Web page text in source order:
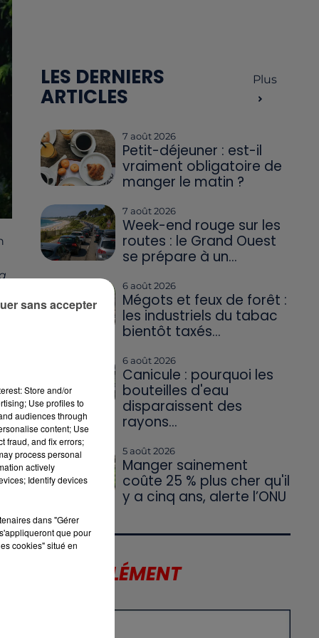
LES DERNIERS
ARTICLES
Plus
7 août 2026
Petit-déjeuner : est-il
vraiment obligatoire de
manger le matin ?
7 août 2026
Week-end rouge sur les
routes : le Grand Ouest
se prépare à un...
6 août 2026
Mégots et feux de forêt :
les industriels du tabac
bientôt taxés...
6 août 2026
Canicule : pourquoi les
bouteilles d'eau
disparaissent des
rayons...
5 août 2026
Manger sainement
coûte 25 % plus cher qu'il
y a cinq ans, alerte l’ONU
LE SUPPLÉMENT
Store and/or
Use profiles to
audiences through
content; Use
fraud, and fix errors;
process personal
actively
Identify devices
dans "Gérer
que pour
cookies" situé en
sans accepter